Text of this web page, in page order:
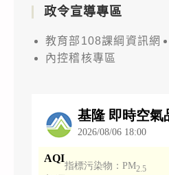
政令宣導專區
教育部108課綱資訊網
內控稽核專區